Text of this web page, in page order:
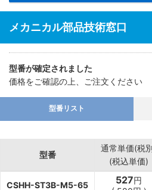
メカニカル部品技術窓口
型番が確定されました
価格をご確認の上、ご注文ください
型番リスト
型番
通常単価(税
(税込単価)
CSHH-ST3B-M5-65 527円